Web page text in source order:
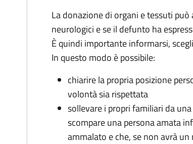
La donazione di organi e tessuti
neurologici e se il defunto ha
È quindi importante informarsi,
In questo modo è possibile:
chiarire la propria posizione
volontà sia rispettata
sollevare i propri familiari da
scompare una persona amata
ammalato e che, se non avrà